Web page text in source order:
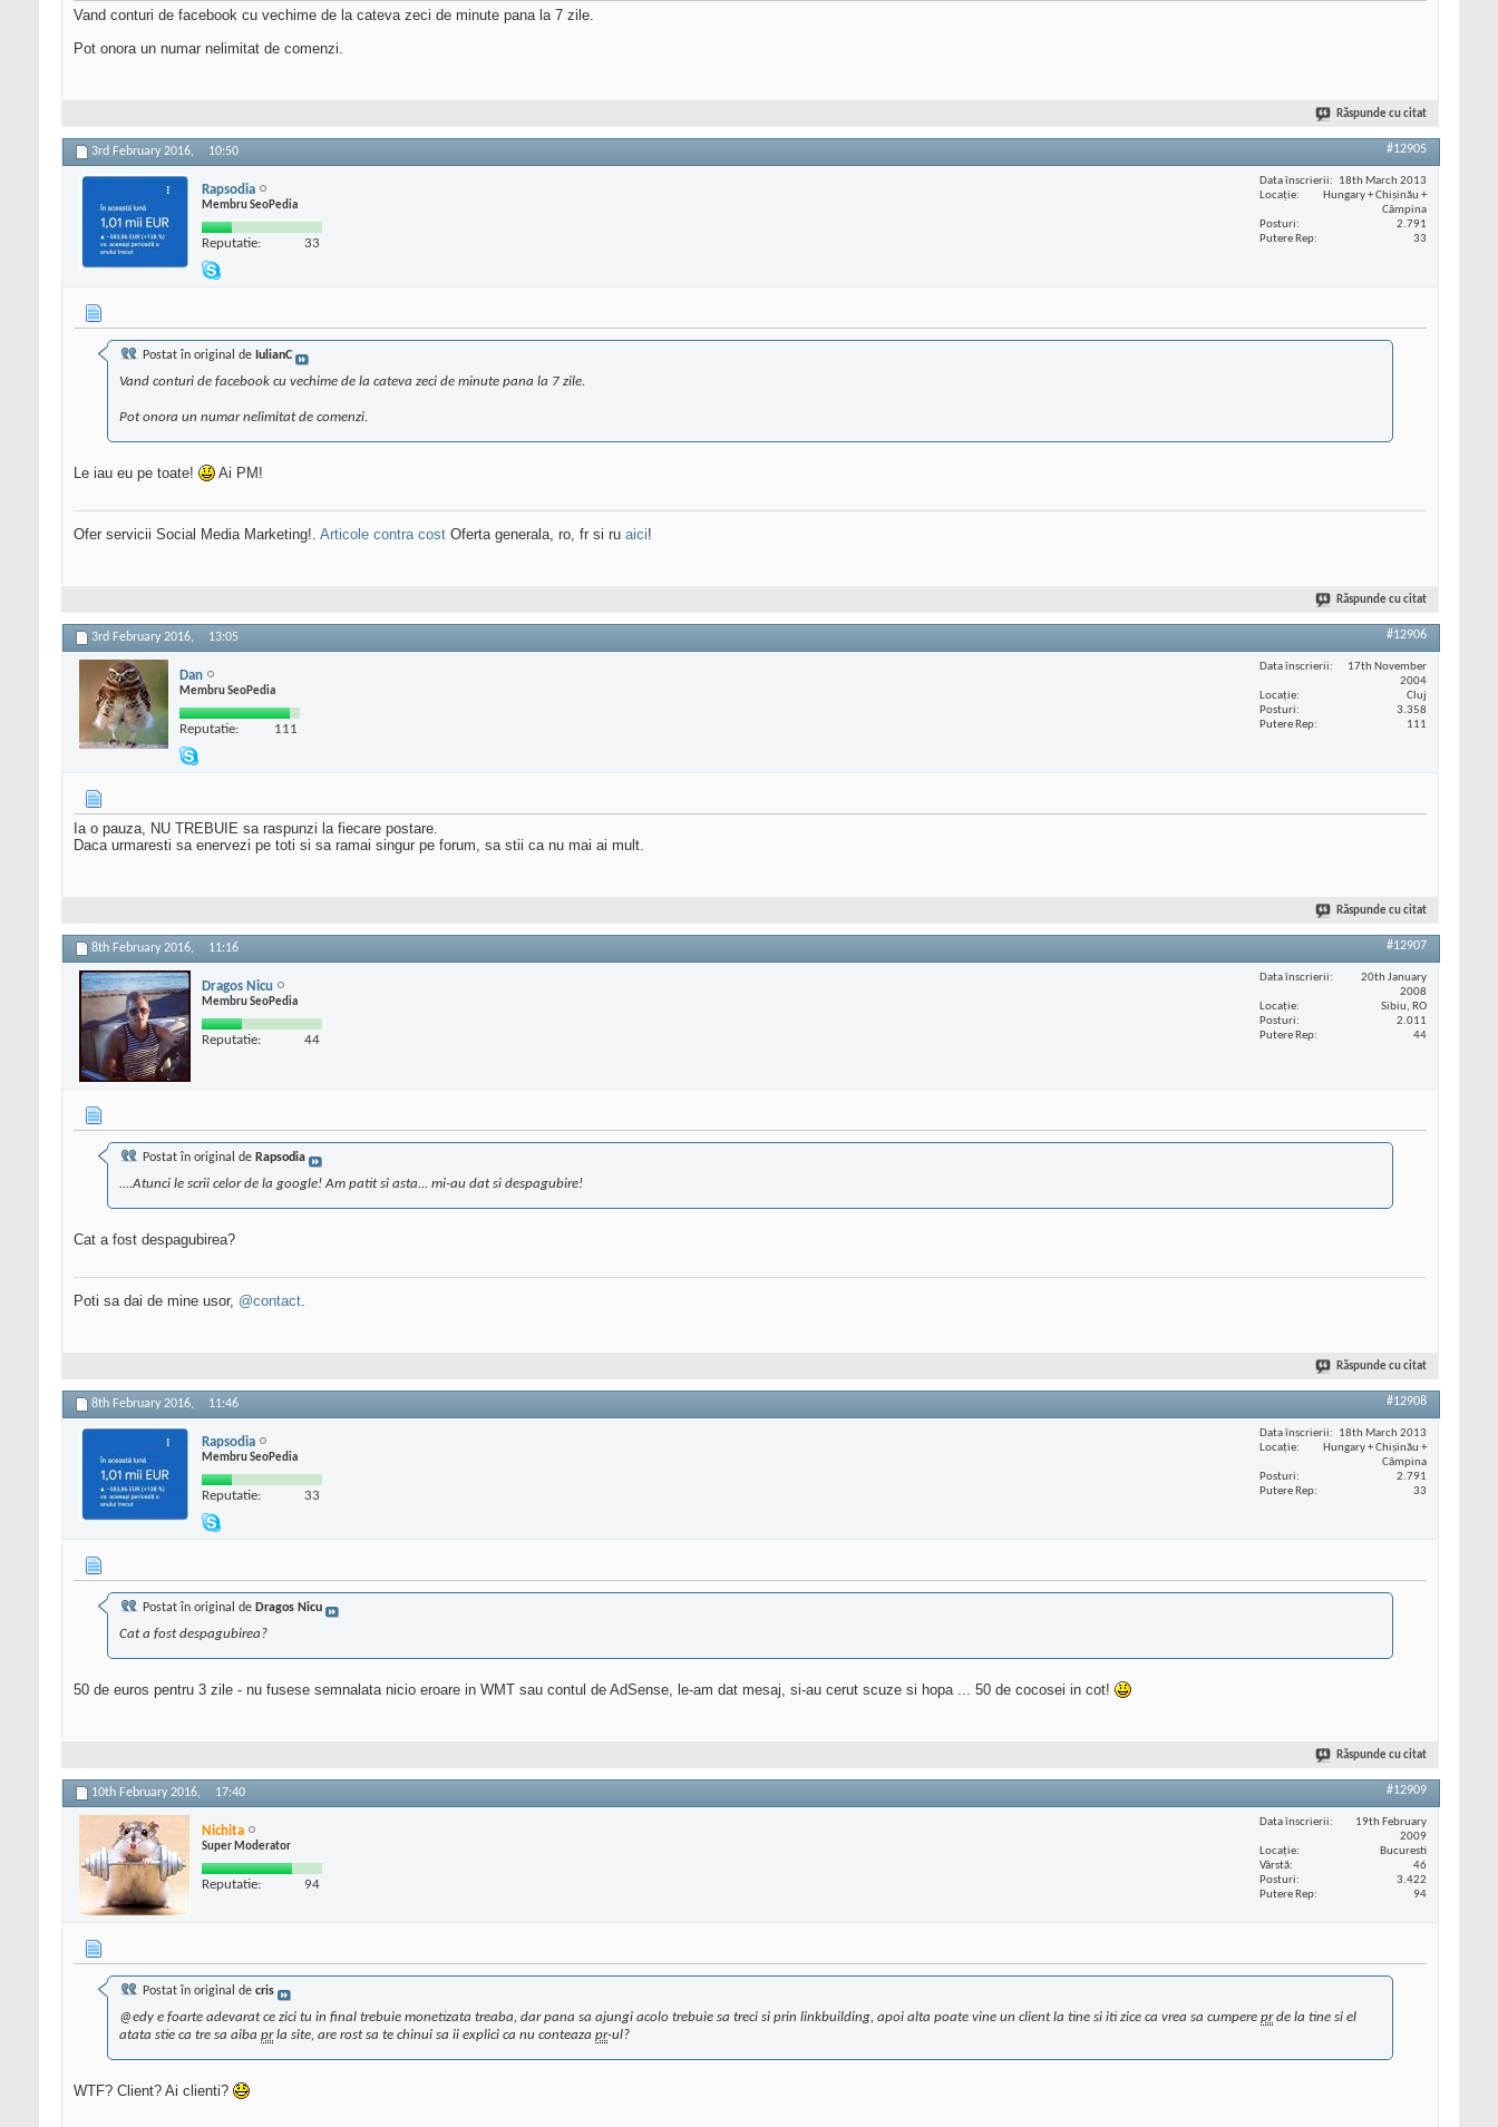
Vand conturi de facebook cu vechime de la cateva zeci de minute pana la 7 zile.
Pot onora un numar nelimitat de comenzi.
Răspunde cu citat
3rd February 2016, 10:50 #12905
Rapsodia
Membru SeoPedia
Reputatie: 33
Data înscrierii
18th March 2013
Locaţie
Hungary + Chișinău +
Câmpina
Posturi
2.791
Putere Rep
33
Postat în original de IulianC
Vand conturi de facebook cu vechime de la cateva zeci de minute pana la 7 zile.
Pot onora un numar nelimitat de comenzi.
Le iau eu pe toate! Ai PM!
Ofer servicii Social Media Marketing!. Articole contra cost Oferta generala, ro, fr si ru aici!
Răspunde cu citat
3rd February 2016, 13:05 #12906
Dan
Membru SeoPedia
Reputatie: 111
Data înscrierii
17th November
2004
Locaţie
Cluj
Posturi
3.358
Putere Rep
111
Ia o pauza, NU TREBUIE sa raspunzi la fiecare postare.
Daca urmaresti sa enervezi pe toti si sa ramai singur pe forum, sa stii ca nu mai ai mult.
Răspunde cu citat
8th February 2016, 11:16 #12907
Dragos Nicu
Membru SeoPedia
Reputatie: 44
Data înscrierii
20th January
2008
Locaţie
Sibiu, RO
Posturi
2.011
Putere Rep
44
Postat în original de Rapsodia
....Atunci le scrii celor de la google! Am patit si asta... mi-au dat si despagubire!
Cat a fost despagubirea?
Poti sa dai de mine usor, @contact.
Răspunde cu citat
8th February 2016, 11:46 #12908
Rapsodia
Membru SeoPedia
Reputatie: 33
Data înscrierii
18th March 2013
Locaţie
Hungary + Chișinău +
Câmpina
Posturi
2.791
Putere Rep
33
Postat în original de Dragos Nicu
Cat a fost despagubirea?
50 de euros pentru 3 zile - nu fusese semnalata nicio eroare in WMT sau contul de AdSense, le-am dat mesaj, si-au cerut scuze si hopa ... 50 de cocosei in cot!
Răspunde cu citat
10th February 2016, 17:40 #12909
Nichita
Super Moderator
Reputatie: 94
Data înscrierii
19th February
2009
Locaţie
Bucuresti
Vârstă
46
Posturi
3.422
Putere Rep
94
Postat în original de cris
@edy e foarte adevarat ce zici tu in final trebuie monetizata treaba, dar pana sa ajungi acolo trebuie sa treci si prin linkbuilding, apoi alta poate vine un client la tine si iti zice ca vrea sa cumpere prde la tine si el
atata stie ca tre sa aiba prla site, are rost sa te chinui sa ii explici ca nu conteaza pr-ul?
WTF? Client? Ai clienti?